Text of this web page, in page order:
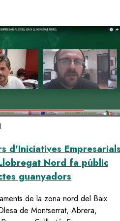
d'Iniciatives Empresarials
Nord fa públic
guanyadors
de la zona nord del Baix
de Montserrat, Abrera,